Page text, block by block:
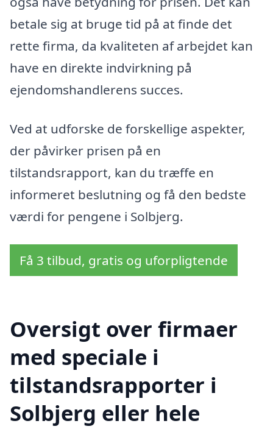
betale sig at bruge tid på at finde det
rette firma, da kvaliteten af arbejdet kan
have en direkte indvirkning på
ejendomshandlerens succes.
Ved at udforske de forskellige aspekter,
der påvirker prisen på en
tilstandsrapport, kan du træffe en
informeret beslutning og få den bedste
værdi for pengene i Solbjerg.
Få 3 tilbud, gratis og uforpligtende
Oversigt over firmaer
med speciale i
tilstandsrapporter i
Solbjerg eller hele